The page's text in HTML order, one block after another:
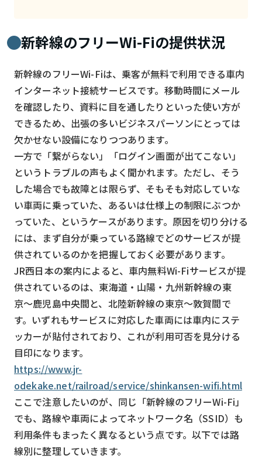
新幹線のフリーWi-Fiの提供状況
新幹線のフリーWi-Fiは、乗客が無料で利用できる車内
インターネット接続サービスです。移動時間にメール
を確認したり、資料に目を通したりといった使い方が
できるため、出張の多いビジネスパーソンにとっては
欠かせない設備になりつつあります。
一方で「繋がらない」「ログイン画面が出てこない」
というトラブルの声もよく聞かれます。ただし、そう
した場合でも故障とは限らず、そもそも対応していな
い車両に乗っていた、あるいは仕様上の制限にぶつか
っていた、というケースがあります。原因を切り分ける
には、まず自分が乗っている路線でどのサービスが提
供されているのかを把握しておく必要があります。
JR西日本の案内によると、車内無料Wi-Fiサービスが提
供されているのは、東海道・山陽・九州新幹線の東
京〜鹿児島中央間と、北陸新幹線の東京〜敦賀間で
す。いずれもサービスに対応した車両には車内にステ
ッカーが貼付されており、これが利用可否を見分ける
目印になります。
https://www.jr-
odekake.net/railroad/service/shinkansen-wifi.html
ここで注意したいのが、同じ「新幹線のフリーWi-Fi」
でも、路線や車両によってネットワーク名（SSID）も
利用条件もまったく異なるという点です。以下では路
線別に整理していきます。